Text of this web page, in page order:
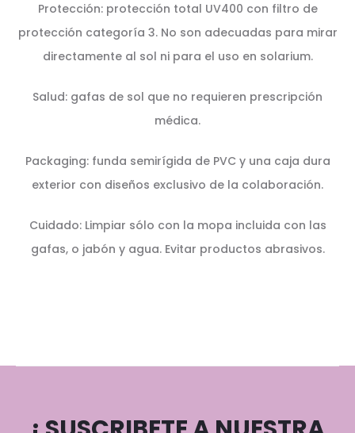
Protección: protección total UV400 con filtro de
protección categoría 3. No son adecuadas para mirar
directamente al sol ni para el uso en solarium.
Salud: gafas de sol que no requieren prescripción
médica.
Packaging: funda semirígida de PVC y una caja dura
exterior con diseños exclusivo de la colaboración.
Cuidado: Limpiar sólo con la mopa incluida con las
gafas, o jabón y agua. Evitar productos abrasivos.